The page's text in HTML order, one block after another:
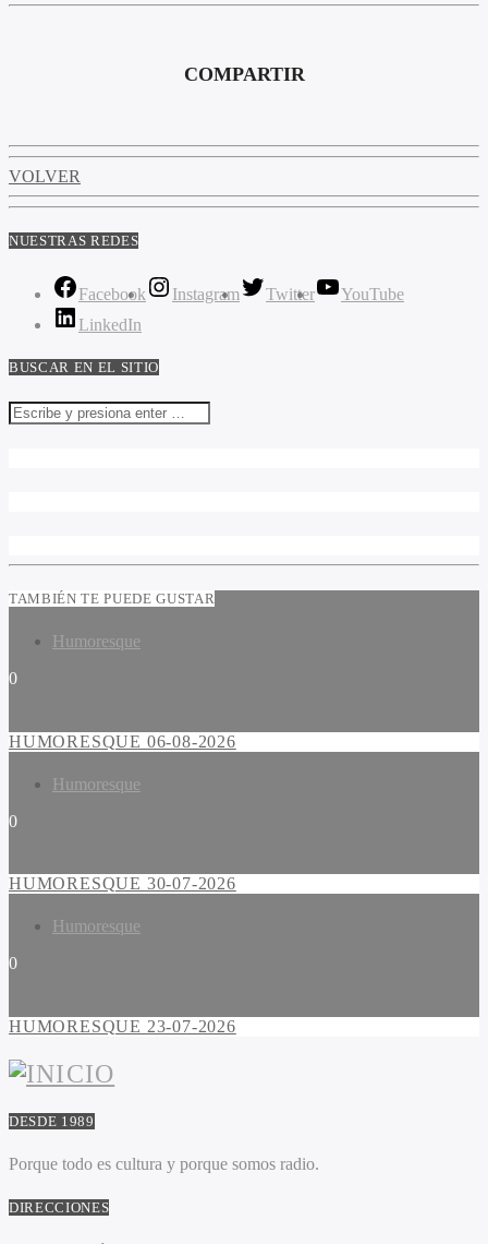
COMPARTIR
VOLVER
NUESTRAS REDES
Facebook Instagram Twitter
YouTube
LinkedIn
BUSCAR EN EL SITIO
TAMBIÉN TE PUEDE GUSTAR
Humoresque
0
HUMORESQUE 06-08-2026
Humoresque
0
HUMORESQUE 30-07-2026
Humoresque
0
HUMORESQUE 23-07-2026
DESDE 1989
Porque todo es cultura y porque somos radio.
DIRECCIONES